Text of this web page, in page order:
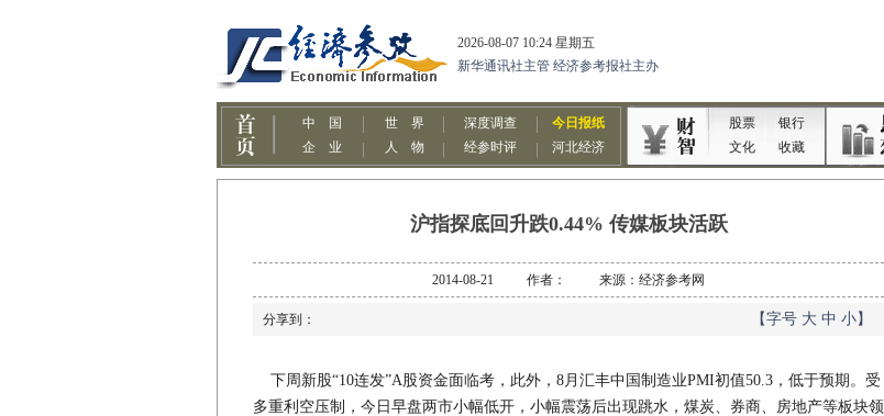
沪指探底回升跌0.44% 传媒板块活跃
2014-08-21 作者： 来源：经济参考网
分享到： 【字号 大 中 小】
下周新股“10连发”A股资金面临考，此外，8月汇丰中国制造业PMI初值50.3，低于预期。受
多重利空压制，今日早盘两市小幅低开，小幅震荡后出现跳水，煤炭、券商、房地产等板块领